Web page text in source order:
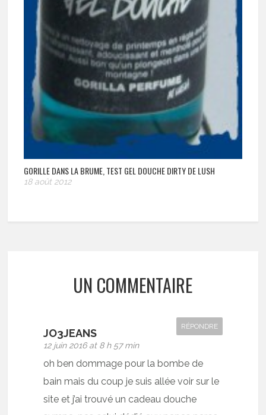
GORILLE DANS LA BRUME, TEST GEL DOUCHE DIRTY DE LUSH
18 août 2012
UN COMMENTAIRE
JO3JEANS
12 juin 2016 at 8 h 57 min
RÉPONDRE
oh ben dommage pour la bombe de
bain mais du coup je suis allée voir sur le
site et j’ai trouvé un cadeau douche